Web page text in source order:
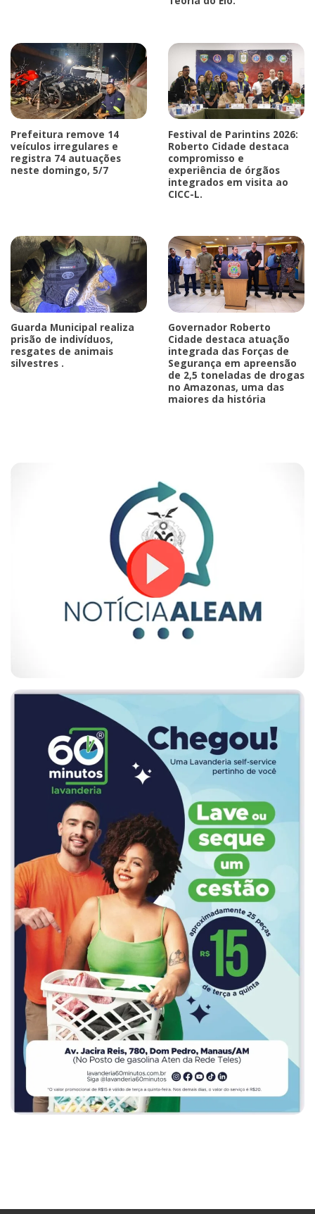
Prefeitura remove 14
veículos irregulares e
registra 74 autuações
neste domingo, 5/7
Festival de Parintins 2026:
Roberto Cidade destaca
compromisso e
experiência de órgãos
integrados em visita ao
CICC-L.
Guarda Municipal realiza
prisão de indivíduos,
resgates de animais
silvestres .
Governador Roberto
Cidade destaca atuação
integrada das Forças de
Segurança em apreensão
de 2,5 toneladas de drogas
no Amazonas, uma das
maiores da história